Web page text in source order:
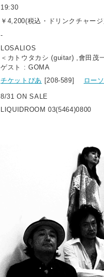
19:30
￥4,200(税込・ドリンクチャー
-
LOSALIOS
＜カトウタカシ (guitar) ,會田
ゲスト : GOMA
チケットぴあ [208-589] ロー
8/31 ON SALE
LIQUIDROOM 03(5464)0800